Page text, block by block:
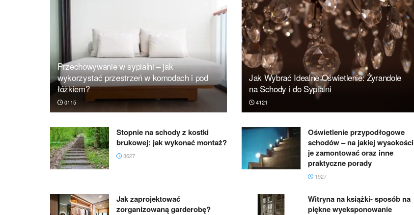
Przechowywanie w sypialni – jak
wykorzystać przestrzeń w komodach i pod
łóżkiem?
0115
Jak Wybrać Idealne Oświetlenie: Żyrandole
na Schody i do Sypialni
4121
Stopnie na schody z kostki
brukowej: jak wykonać montaż?
3627
Oświetlenie przypodłogowe
schodów – na jakiej wysokości
je zamontować oraz inne
praktyczne porady
1927
Jak zaprojektować
zorganizowaną garderobę?
Witryna na książki- sposób na
piękne wyeksponowanie